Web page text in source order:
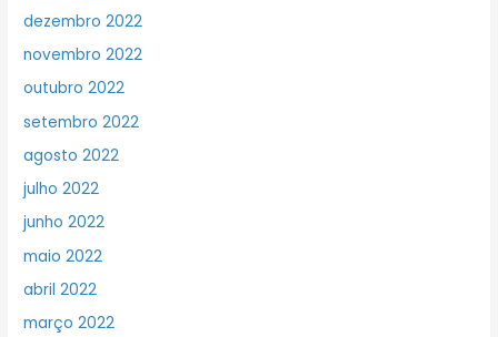
dezembro 2022
novembro 2022
outubro 2022
setembro 2022
agosto 2022
julho 2022
junho 2022
maio 2022
abril 2022
março 2022